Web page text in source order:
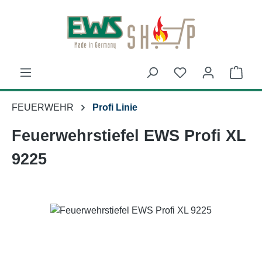
FEUERWEHR Profi Linie
Feuerwehrstiefel EWS Profi XL
9225